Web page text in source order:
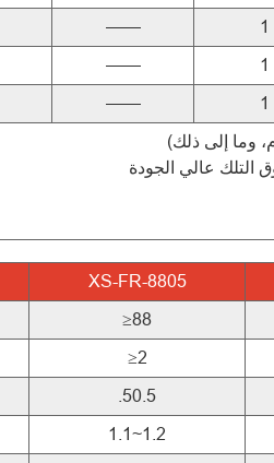
—— 1
—— 1
—— 1
التلك عالي الجودة
XS-FR-8805
≥88
≥2
.50.5
1.1~1.2